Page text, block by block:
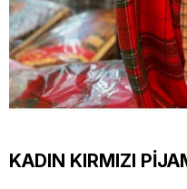
KADIN KIRMIZI